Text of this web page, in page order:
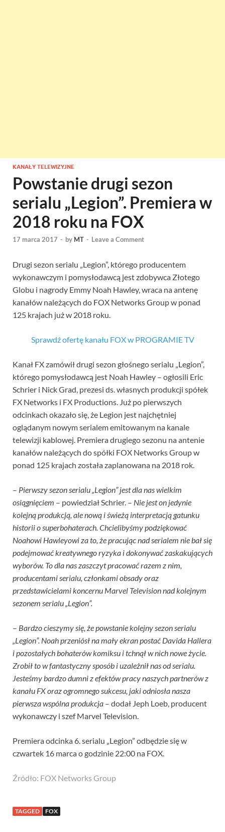
KANAŁY TELEWIZYJNE
Powstanie drugi sezon
serialu „Legion”. Premiera w
2018 roku na FOX
17 marca 2017 - by MT - Leave a Comment
Drugi sezon serialu „Legion”, którego producentem
wykonawczym i pomysłodawcą jest zdobywca Złotego
Globu i nagrody Emmy Noah Hawley, wraca na antenę
kanałów należących do FOX Networks Group w ponad
125 krajach już w 2018 roku.
Sprawdź ofertę kanału FOX w PROGRAMIE TV
Kanał FX zamówił drugi sezon głośnego serialu „Legion”,
którego pomysłodawcą jest Noah Hawley – ogłosili Eric
Schrier i Nick Grad, prezesi ds. własnych produkcji spółek
FX Networks i FX Productions. Już po pierwszych
odcinkach okazało się, że Legion jest najchętniej
oglądanym nowym serialem emitowanym na kanale
telewizji kablowej. Premiera drugiego sezonu na antenie
kanałów należących do spółki FOX Networks Group w
ponad 125 krajach została zaplanowana na 2018 rok.
– Pierwszy sezon serialu „Legion” jest dla nas wielkim
osiągnięciem – powiedział Schrier. – Nie jest on jedynie
kolejną produkcją, ale nową i świeżą interpretacją gatunku
historii o superbohaterach. Chcielibyśmy podziękować
Noahowi Hawleyowi za to, że pracując nad serialem nie bał się
podejmować kreatywnego ryzyka i dokonywać zaskakujących
wyborów. To dla nas zaszczyt pracować razem z nim,
producentami serialu, członkami obsady oraz
przedstawicielami koncernu Marvel Television nad kolejnym
sezonem serialu „Legion”.
– Bardzo cieszymy się, że powstanie kolejny sezon serialu
„Legion”. Noah przeniósł na mały ekran postać Davida Hallera
i pozostałych bohaterów komiksu i tchnął w nich nowe życie.
Zrobił to w fantastyczny sposób i uzależnił nas od serialu.
Jesteśmy bardzo dumni z efektów pracy naszych partnerów z
kanału FX oraz ogromnego sukcesu, jaki odniosła nasza
pierwsza wspólna produkcja – dodał Jeph Loeb, producent
wykonawczy i szef Marvel Television.
Premiera odcinka 6. serialu „Legion” odbędzie się w
czwartek 16 marca o godzinie 22:00 na FOX.
Źródło: FOX Networks Group
TAGGED FOX